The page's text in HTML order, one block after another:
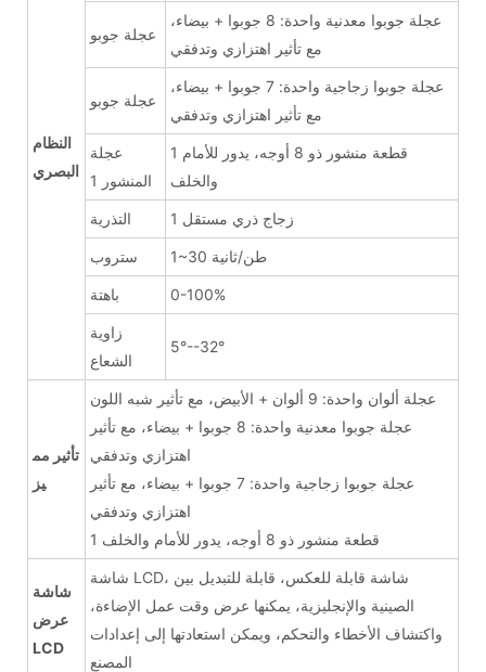
النظام
البصري
عجلة جوبو
عجلة جوبوا معدنية واحدة: 8 جوبوا + بيضاء،
مع تأثير اهتزازي وتدفقي
عجلة جوبو
عجلة جوبوا زجاجية واحدة: 7 جوبوا + بيضاء،
مع تأثير اهتزازي وتدفقي
عجلة
المنشور 1
1 قطعة منشور ذو 8 أوجه، يدور للأمام
والخلف
التذرية 1 زجاج ذري مستقل
ستروب 1~30 طن/ثانية
باهتة 0-100%
زاوية
الشعاع
5°--32°
تأثير مم
يز
عجلة ألوان واحدة: 9 ألوان + الأبيض، مع تأثير شبه اللون
عجلة جوبوا معدنية واحدة: 8 جوبوا + بيضاء، مع تأثير
اهتزازي وتدفقي
عجلة جوبوا زجاجية واحدة: 7 جوبوا + بيضاء، مع تأثير
اهتزازي وتدفقي
1 قطعة منشور ذو 8 أوجه، يدور للأمام والخلف
شاشة
عرض
LCD
شاشة LCD، شاشة قابلة للعكس، قابلة للتبديل بين
الصينية والإنجليزية، يمكنها عرض وقت عمل الإضاءة،
واكتشاف الأخطاء والتحكم، ويمكن استعادتها إلى إعدادات
المصنع